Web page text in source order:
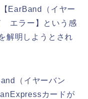
EarBand（イヤー
エラー】という感
解明しようとされ
（イヤーバン
カードが